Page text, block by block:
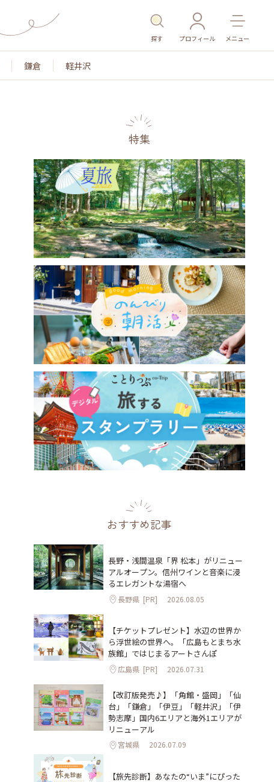
探す プロフィール メニュー
鎌倉 軽井沢
名所・旧跡 温泉・スパ その他施設 ごはん
特集
おすすめ記事
長野・浅間温泉「界 松本」がリニュー
アルオープン。信州ワインと音楽に浸
るエレガントな湯宿へ
長野県 [PR] 2026.08.05
【チケットプレゼント】水辺の世界か
ら浮世絵の世界へ。「広島もとまち水
族館」ではじまるアートさんぽ
広島県 [PR] 2026.07.31
【改訂版発売♪】「角館・盛岡」「仙
台」「鎌倉」「伊豆」「軽井沢」「伊
勢志摩」国内6エリアと海外1エリアが
リニューアル
宮城県 2026.07.09
【旅先診断】あなたの“いま”にぴった